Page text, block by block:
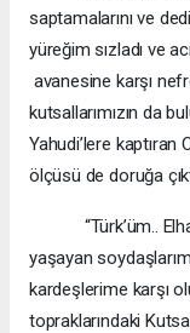
saptamalarını ve
yüreğim sızladı ve
avanesine karşı
kutsallarımızın da
Yahudi’lere kaptıran
ölçüsü de doruğa
“Türk’üm..
yaşayan
kardeşlerime karşı
topraklarındaki